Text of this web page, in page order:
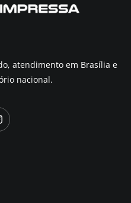
atendimento em Brasília e
nacional.